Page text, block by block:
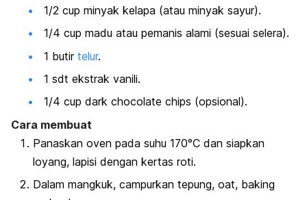
1/2 cup minyak kelapa (atau minyak sayur).
1/4 cup madu atau pemanis alami (sesuai selera).
1 butir telur.
1 sdt ekstrak vanili.
1/4 cup dark chocolate chips (opsional).
Cara membuat
Panaskan oven pada suhu 170°C dan siapkan
loyang, lapisi dengan kertas roti.
Dalam mangkuk, campurkan tepung, oat, baking